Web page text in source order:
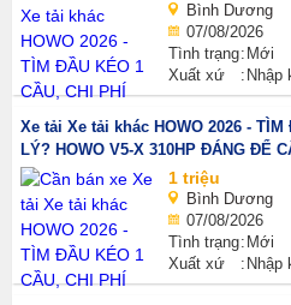
Bình Dương
07/08/2026
Tình trạng Mới
Xuất xứ
Nhập
Xe tải Xe tải khác HOWO 2026 -
LÝ? HOWO V5-X 310HP ĐÁNG ĐỂ
1 triệu
Bình Dương
07/08/2026
Tình trạng Mới
Xuất xứ
Nhập